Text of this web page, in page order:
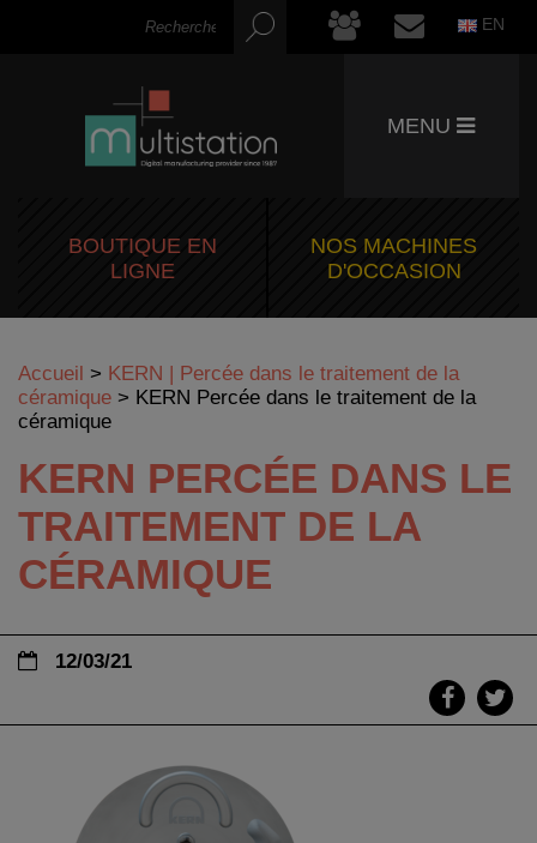
EN
MENU
BOUTIQUE EN
LIGNE
NOS MACHINES
D'OCCASION
Accueil > KERN | Percée dans le traitement de la
céramique > KERN Percée dans le traitement de la
céramique
KERN PERCÉE DANS LE
TRAITEMENT DE LA
CÉRAMIQUE
12/03/21